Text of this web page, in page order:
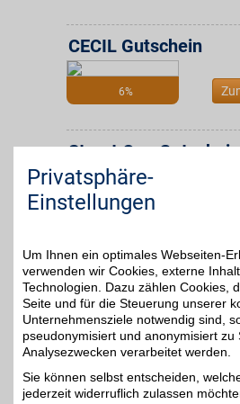
6%
CECIL Gutschein
6%
Street One Gutschein
4%
LG Electronics
LG
den
mobile
Unser
intuitive,
Privatsphäre-
Einstellungen
Um Ihnen ein optimales Webseiten-
verwenden wir Cookies, externe
Technologien. Dazu zählen Cookies,
Seite und für die Steuerung unserer
Unternehmensziele notwendig sind,
pseudonymisiert und anonymisiert zu
Analysezwecken verarbeitet werden.
Sie können selbst entscheiden,
jederzeit widerruflich zulassen